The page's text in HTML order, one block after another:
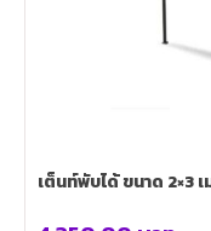
เต็นท์พับได้ ข